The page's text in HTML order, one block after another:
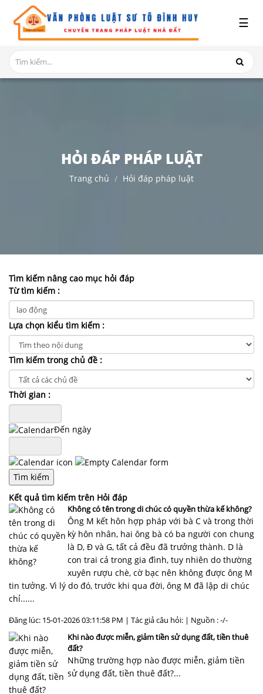
GIỚI
THIỆU
DỊCH
TỤC
ĐẤT
VĂN
BẢN
-
BIỂU
MẪU
LIÊN
HỆ
☰
HỎI ĐÁP PHÁP LUẬT
Trang chủ Hỏi đáp pháp luật
Tìm kiếm nâng cao mục hỏi đáp
Từ tìm kiếm :
Lựa chọn kiểu tìm kiếm :
Tìm kiếm trong chủ đề :
Thời gian :
Đến ngày
Kết quả tìm kiếm trên Hỏi đáp
Không có tên trong di chúc có quyền thừa kế không?
Ông M kết hôn hợp pháp với bà C và trong thời
kỳ hôn nhân, hai ông bà có ba người con chung
là D, Đ và G, tất cả đều đã trưởng thành. D là
con trai cả trong gia đình, tuy nhiên do thường
xuyên rượu chè, cờ bạc nên không được ông M
tin tưởng. Vì lý do đó, trước khi qua đời, ông M đã lập di chúc
chỉ......
Đăng lúc: 15-01-2026 03:11:58 PM | Tác giả câu hỏi: | Nguồn : -/-
Khi nào được miễn, giảm tiền sử dụng đất, tiền thuê
đất?
Những trường hợp nào được miễn, giảm tiền
sử dụng đất, tiền thuê đất?...